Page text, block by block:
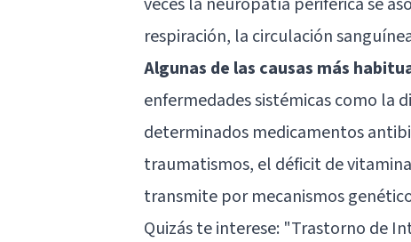
respiración, la circulación
Algunas de las causas más
enfermedades sistémicas como la
determinados medicamentos
traumatismos, el déficit de
transmite por mecanismos
Quizás te interese: "Trastorno de